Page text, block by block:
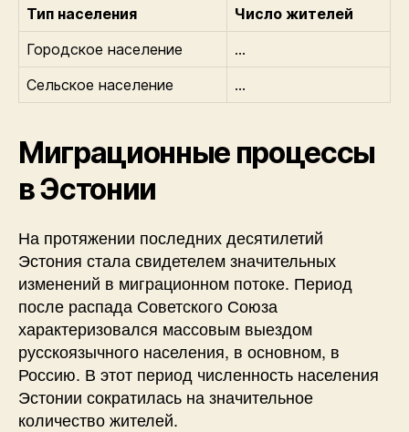
Тип населения
Число жителей
Городское население
…
Сельское население
…
Миграционные процессы
в Эстонии
На протяжении последних десятилетий
Эстония стала свидетелем значительных
изменений в миграционном потоке. Период
после распада Советского Союза
характеризовался массовым выездом
русскоязычного населения, в основном, в
Россию. В этот период численность населения
Эстонии сократилась на значительное
количество жителей.